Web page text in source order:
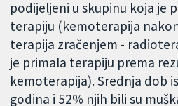
podijeljeni u skupinu koja je
terapiju (kemoterapija
terapija zračenjem -
je primala terapiju prema
kemoterapija). Srednja dob
godina i 52% njih bili su